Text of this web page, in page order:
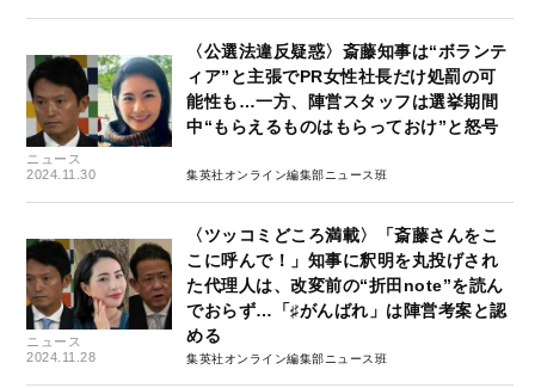
ニュース
2024.11.30
〈公選法違反疑惑〉斎藤知事は“ボランテ
ィア”と主張でPR女性社長だけ処罰の可
能性も…一方、陣営スタッフは選挙期間
中“もらえるものはもらっておけ”と怒号
集英社オンライン編集部ニュース班
ニュース
2024.11.28
〈ツッコミどころ満載〉「斎藤さんをこ
こに呼んで！」知事に釈明を丸投げされ
た代理人は、改変前の“折田note”を読ん
でおらず…「♯がんばれ」は陣営考案と認
める
集英社オンライン編集部ニュース班